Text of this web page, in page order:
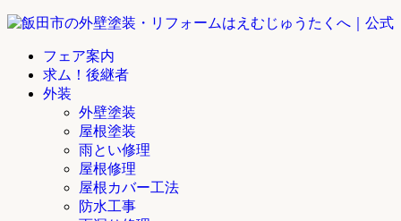
フェア案内
求ム！後継者
外装
外壁塗装
屋根塗装
雨とい修理
屋根修理
屋根カバー工法
防水工事